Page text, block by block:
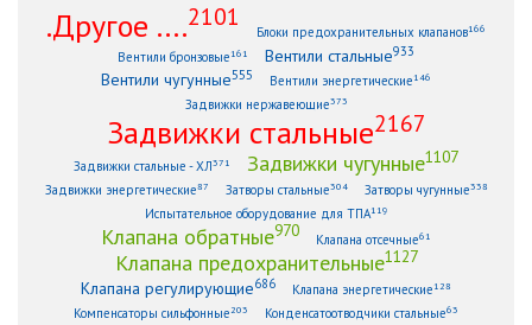
.Другое ....2101
Блоки предохранительных клапанов166
Вентили бронзовые161 Вентили стальные933
Вентили чугунные555 Вентили энергетические146
Задвижки нержавеющие373
Задвижки стальные2167
Задвижки стальные - ХЛ371 Задвижки чугунные1107
Задвижки энергетические87 Затворы стальные304 Затворы чугунные338
Испытательное оборудование для ТПА119
Клапана обратные970 Клапана отсечные61
Клапана предохранительные1127
Клапана регулирующие686 Клапана энергетические128
Компенсаторы сильфонные 203 Конденсатоотводчики стальные63